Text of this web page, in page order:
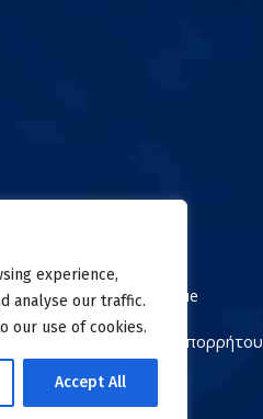
experience,
analyse our traffic.
our use of cookies.
Accept All
Fund Fresh Food Rescue
Πολιτική Απορρήτου